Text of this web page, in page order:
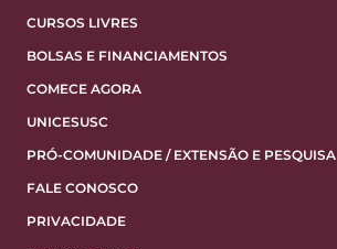
CURSOS LIVRES
BOLSAS E FINANCIAMENTOS
COMECE AGORA
UNICESUSC
PRÓ-COMUNIDADE / EXTENSÃO E PESQUISA
FALE CONOSCO
PRIVACIDADE